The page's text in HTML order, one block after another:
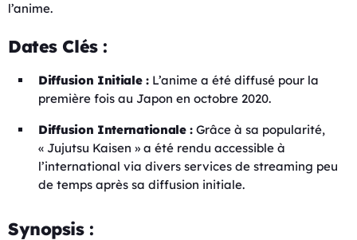
l’anime.
Dates Clés :
Diffusion Initiale : L’anime a été diffusé pour la
première fois au Japon en octobre 2020.
Diffusion Internationale : Grâce à sa popularité,
« Jujutsu Kaisen » a été rendu accessible à
l’international via divers services de streaming peu
de temps après sa diffusion initiale.
Synopsis :